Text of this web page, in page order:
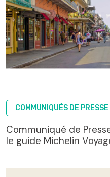
COMMUNIQUÉS DE PRESSE
Communiqué de
le guide Michelin